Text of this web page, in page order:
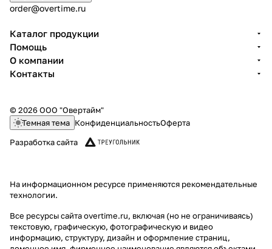
order@overtime.ru
Каталог продукции
Помощь
О компании
Контакты
© 2026 ООО "Овертайм"
Темная тема КонфиденциальностьОферта
Разработка сайта
На информационном ресурсе применяются рекомендательные
технологии.
Все ресурсы сайта overtime.ru, включая (но не ограничиваясь)
текстовую, графическую, фотографическую и видео
информацию, структуру, дизайн и оформление страниц,